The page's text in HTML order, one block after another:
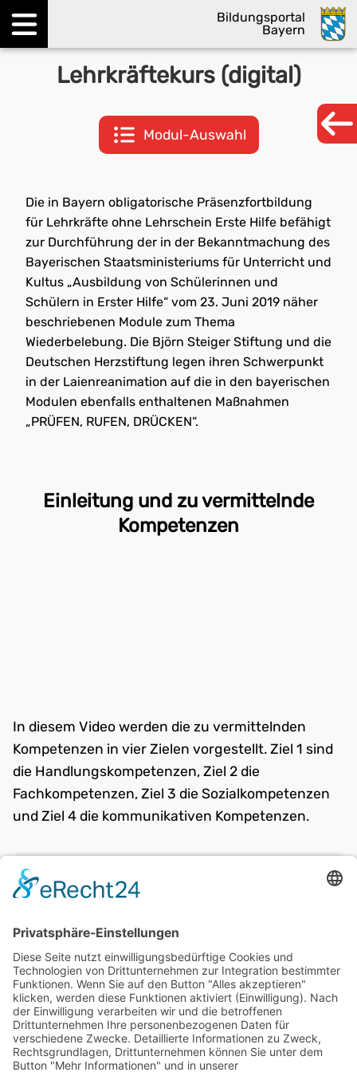
Menü öffnen
Bildungsportal
Bayern
Lehrkräftekurs (digital)
Modul-Auswahl
Die in Bayern obligatorische Präsenzfortbildung
für Lehrkräfte ohne Lehrschein Erste Hilfe befähigt
zur Durchführung der in der Bekanntmachung des
Bayerischen Staatsministeriums für Unterricht und
Kultus „Ausbildung von Schülerinnen und
Schülern in Erster Hilfe“ vom 23. Juni 2019 näher
beschriebenen Module zum Thema
Wiederbelebung. Die Björn Steiger Stiftung und die
Deutschen Herzstiftung legen ihren Schwerpunkt
in der Laienreanimation auf die in den bayerischen
Modulen ebenfalls enthaltenen Maßnahmen
„PRÜFEN, RUFEN, DRÜCKEN“.
Einleitung und zu vermittelnde
Kompetenzen
In diesem Video werden die zu vermittelnden
Kompetenzen in vier Zielen vorgestellt. Ziel 1 sind
die Handlungskompetenzen, Ziel 2 die
Fachkompetenzen, Ziel 3 die Sozialkompetenzen
und Ziel 4 die kommunikativen Kompetenzen.
zurück:Schutzmaßnahmen plötzlicher
Herztod